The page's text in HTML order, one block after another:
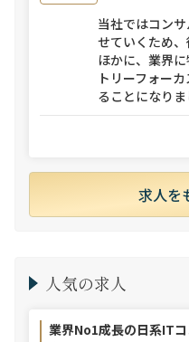
当社ではコン
せていくため
ほかに、業界
トリーフォー
ることになりま
求人を
人気の求人
業界No1成長の日系IT